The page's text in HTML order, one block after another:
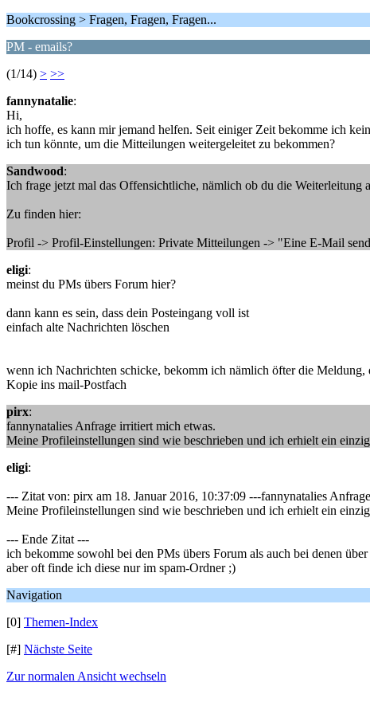
Bookcrossing > Fragen, Fragen, Fragen...
PM - emails?
(1/14) > >>
fannynatalie:
Hi,
ich hoffe, es kann mir jemand helfen. Seit einiger Zeit bekomme ich
ich tun könnte, um die Mitteilungen weitergeleitet zu bekommen?
Sandwood:
Ich frage jetzt mal das Offensichtliche, nämlich ob du die Weiterleitung
Zu finden hier:
Profil -> Profil-Einstellungen: Private Mitteilungen -> "Eine E-Mail
eligi:
meinst du PMs übers Forum hier?
dann kann es sein, dass dein Posteingang voll ist
einfach alte Nachrichten löschen
wenn ich Nachrichten schicke, bekomm ich nämlich öfter die
Kopie ins mail-Postfach
pirx:
fannynatalies Anfrage irritiert mich etwas.
Meine Profileinstellungen sind wie beschrieben und ich erhielt ein
eligi:
--- Zitat von: pirx am 18. Januar 2016, 10:37:09 ---fannynatalies
Meine Profileinstellungen sind wie beschrieben und ich erhielt ein
--- Ende Zitat ---
ich bekomme sowohl bei den PMs übers Forum als auch bei denen
aber oft finde ich diese nur im spam-Ordner ;)
Navigation
[0] Themen-Index
[#] Nächste Seite
Zur normalen Ansicht wechseln